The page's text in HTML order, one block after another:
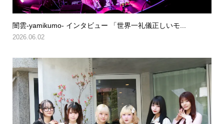
闇雲-yamikumo- インタビュー 「世界一礼儀正しいモ...
2026.06.02